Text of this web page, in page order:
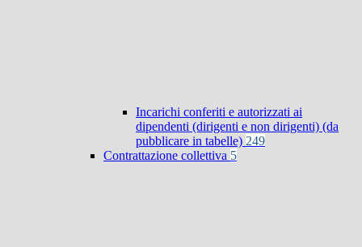
Incarichi conferiti e autorizzati ai
dipendenti (dirigenti e non dirigenti) (da
pubblicare in tabelle) 249
Contrattazione collettiva 5